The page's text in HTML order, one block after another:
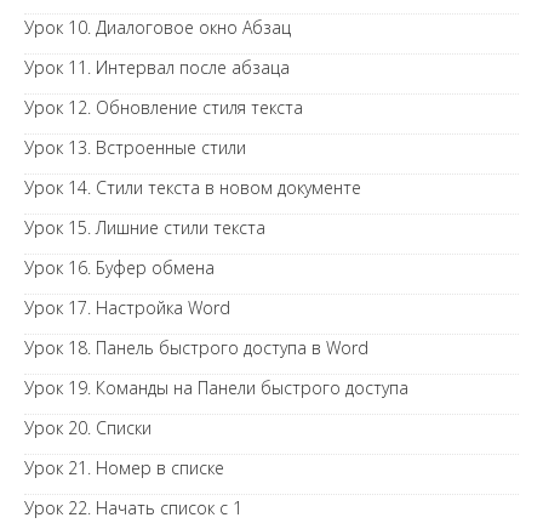
Урок 10. Диалоговое окно Абзац
Урок 11. Интервал после абзаца
Урок 12. Обновление стиля текста
Урок 13. Встроенные стили
Урок 14. Стили текста в новом документе
Урок 15. Лишние стили текста
Урок 16. Буфер обмена
Урок 17. Настройка Word
Урок 18. Панель быстрого доступа в Word
Урок 19. Команды на Панели быстрого доступа
Урок 20. Списки
Урок 21. Номер в списке
Урок 22. Начать список с 1